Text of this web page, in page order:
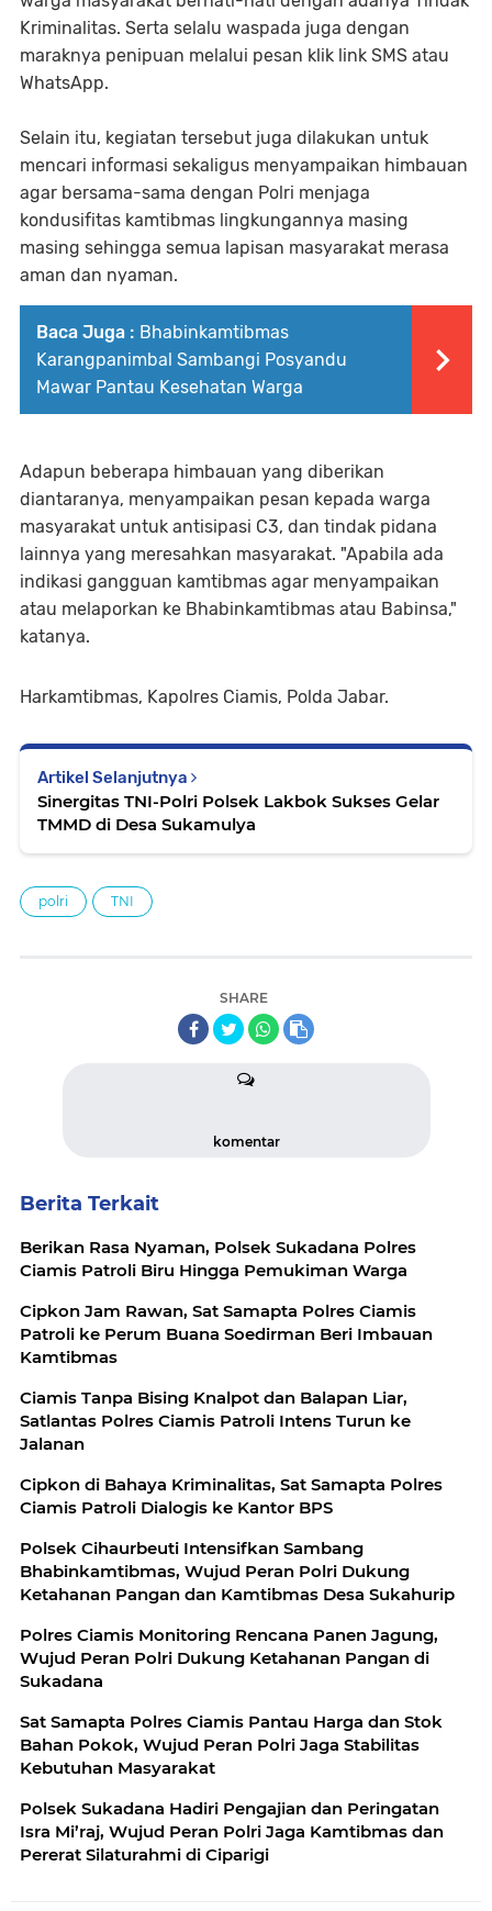
Kriminalitas. Serta selalu waspada juga dengan
maraknya penipuan melalui pesan klik link SMS atau
WhatsApp.
Selain itu, kegiatan tersebut juga dilakukan untuk
mencari informasi sekaligus menyampaikan himbauan
agar bersama-sama dengan Polri menjaga
kondusifitas kamtibmas lingkungannya masing
masing sehingga semua lapisan masyarakat merasa
aman dan nyaman.
Baca Juga : Bhabinkamtibmas
Karangpanimbal Sambangi Posyandu
Mawar Pantau Kesehatan Warga
Adapun beberapa himbauan yang diberikan
diantaranya, menyampaikan pesan kepada warga
masyarakat untuk antisipasi C3, dan tindak pidana
lainnya yang meresahkan masyarakat. "Apabila ada
indikasi gangguan kamtibmas agar menyampaikan
atau melaporkan ke Bhabinkamtibmas atau Babinsa,"
katanya.
Harkamtibmas, Kapolres Ciamis, Polda Jabar.
Artikel Selanjutnya
Sinergitas TNI-Polri Polsek Lakbok Sukses Gelar
TMMD di Desa Sukamulya
polri TNI
SHARE
komentar
Berita Terkait
Berikan Rasa Nyaman, Polsek Sukadana Polres
Ciamis Patroli Biru Hingga Pemukiman Warga
Cipkon Jam Rawan, Sat Samapta Polres Ciamis
Patroli ke Perum Buana Soedirman Beri Imbauan
Kamtibmas
Ciamis Tanpa Bising Knalpot dan Balapan Liar,
Satlantas Polres Ciamis Patroli Intens Turun ke
Jalanan
Cipkon di Bahaya Kriminalitas, Sat Samapta Polres
Ciamis Patroli Dialogis ke Kantor BPS
Polsek Cihaurbeuti Intensifkan Sambang
Bhabinkamtibmas, Wujud Peran Polri Dukung
Ketahanan Pangan dan Kamtibmas Desa Sukahurip
Polres Ciamis Monitoring Rencana Panen Jagung,
Wujud Peran Polri Dukung Ketahanan Pangan di
Sukadana
Sat Samapta Polres Ciamis Pantau Harga dan Stok
Bahan Pokok, Wujud Peran Polri Jaga Stabilitas
Kebutuhan Masyarakat
Polsek Sukadana Hadiri Pengajian dan Peringatan
Isra Mi’raj, Wujud Peran Polri Jaga Kamtibmas dan
Pererat Silaturahmi di Ciparigi